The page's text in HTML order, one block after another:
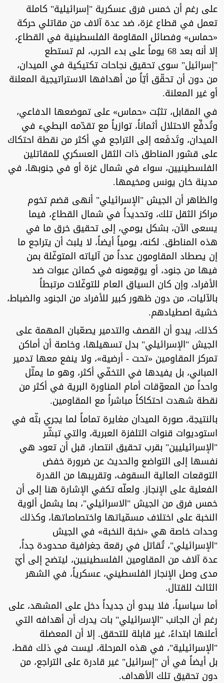
على رغم أن خمس فرق عسكرية "إسرائيلية" كاملة
تعمل في قطاع غزة، ضد عدة آلاف من مقاتلي حركة
«حماس» وفصائل المقاومة الفلسطينية في القطاع،
إلا أنه بعد 68 يوماً على بدء الحرب، لم تستطع
"إسرائيل" سوى تحقيق نجاحات تكتيكية في الميدان،
من دون أن تحقّق أيّاً من أهدافها الاستراتيجية المعلنة
أو غير المعلنة.
في المقابل، تثبُت «حماس» على تموضعها الدفاعي،
وتُدفِّع الاحتلال أثماناً، توازياً مع تقدّمه البطيء في
الميدان، وتَدفَعه إلى التراجع في أكثر من نقطة احتكاك
على قشور المناطق ذات الثقل العسكري للمقاتلين
الفلسطينيين، سواء في شمال غزة أو في جنوبها، في
مدينة خان يونس ومخيمها.
والظاهر أن الجيش "الإسرائيلي" أنهى قضم تخوم
مراكز الثقل تلك، وتحديداً في شمال القطاع، فيما
يسعى الآن، بشكل يومي، إلى تحقيق خرق ما في
هذه المناطق. لكنه، يومياً أيضاً، لا يلبث أن يتراجع ما
إن يصطاد المقاومون عدداً من آلياته المتوغّلة بمن
فيها من جنود، أو يوقِعونه في كمائن عبوات ضد
الأفراد، وإن كان السياق العام للتوغّلات مرتبطاً
بالآليات، من دون ظهور كبير للأفراد من الجنود والضباط،
خشية اصطيادهم.
كذلك، يبدو أن القصف والتدمير يصعّبان المهمة على
الجيش "الإسرائيلي" بدل تسهيلها، وخاصة أن أماكن
تمركز المقاومين «تحت - أرضية»، ولا ينفع معها تدمير
المباني، بل يفيدها في التخفّي أكثر، وهو ما يمثّل
واحداً من المعوّقات أمام المناورة البرية في أكثر من
نقطة شهدت احتكاكاً مباشراً مع المقاومين.
بالنتيجة، صورة الميدان مغايرة تماماً لما يجري بثّه في
استوديوات قنوات التلفزة العبرية، والتي تبشّر
"الإسرائيليين" بقرب تحقيق انتصار، قبل أن تعود هي
نفسها إلى التواضع والحديث عن ضرورة خفض
التوقعات العالية السقوف، وتقريبها من القدرة
الفعلية على الإنجاز. ولعلّه تكفي الإشارة هنا إلى أن
خمس فرق من الجيش "الاسرائيلي"، بما يشمل ألوية
النخبة على اختلاف مسمّياتها واختصاصاتها، وكذلك
وحدات خاصة هي «نخبة النخبة» في الجيش
"الإسرائيلي"، تُقاتل في رقعة جغرافية محدودة جداً،
عدة آلاف من المقاومين الفلسطينيين، ليتضح إلى أيّ
مدى وصل الإنجاز الفلسطيني، عسكرياً، في الشهر
الثالث للقتال.
أما سياسياً، فلا يبدو أن جديداً دخل على المشهد، على
رغم أن الجانب "الإسرائيلي" بات يدرك أن أهدافه التي
أعلنها ابتداءً، غير قابلة للتحقق. إلا أن المعضلة
"الإسرائيلية"، في هذه المرحلة، ليست في ذلك فقط،
بل أيضاً في أن "إسرائيل" غير قادرة على التراجع، من
دون تحقيق تلك الأهداف.